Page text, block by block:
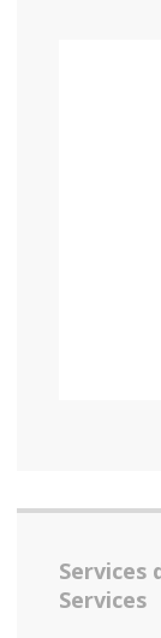
Services
Services